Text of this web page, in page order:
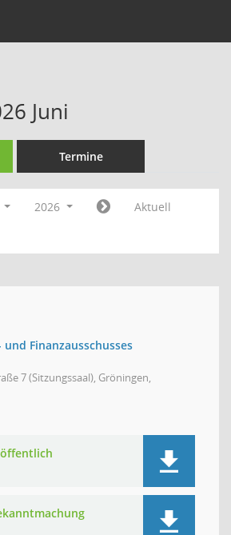
Juni
Termine
2026
Aktuell
Finanzausschusses
7 (Sitzungssaal), Gröningen,